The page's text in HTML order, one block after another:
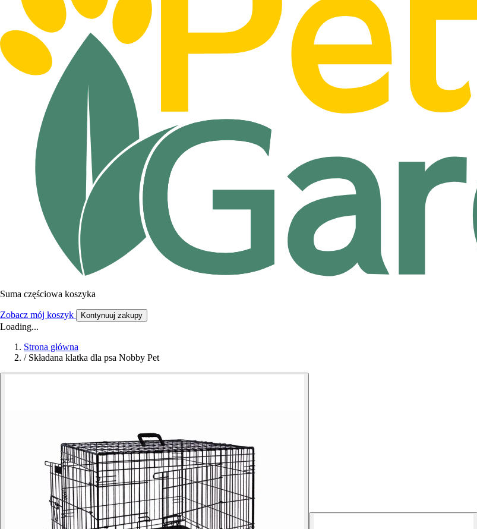
Suma częściowa koszyka
Zobacz mój koszyk Kontynuuj zakupy
Loading...
Strona główna
/ Składana klatka dla psa Nobby Pet